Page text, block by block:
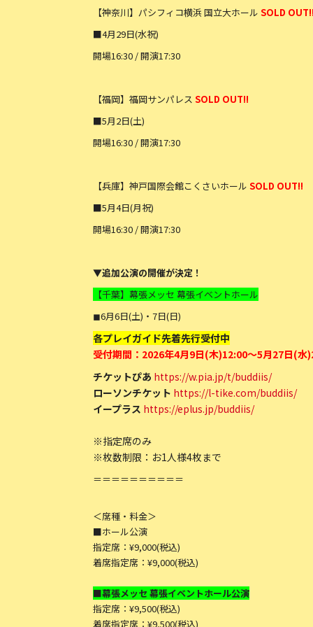
【神奈川】パシフィコ横浜 国立大ホール SOLD
■4月29日(水祝)
開場16:30 / 開演17:30
【福岡】福岡サンパレス SOLD OUT!!
■5月2日(土)
開場16:30 / 開演17:30
【兵庫】神戸国際会館こくさいホール SOLD OUT!!
■5月4日(月祝)
開場16:30 / 開演17:30
▼追加公演の開催が決定！
【千葉】幕張メッセ 幕張イベントホール
◼︎6月6日(土)・7日(日)
各プレイガイド先着先行受付中
受付期間：2026年4月9日(木)12:00～5月27日(水
チケットぴあ https://w.pia.jp/t/buddiis/
ローソンチケット https://l-tike.com/buddiis/
イープラス https://eplus.jp/buddiis/
※指定席のみ
※枚数制限：お1人様4枚まで
＝＝＝＝＝＝＝＝＝＝
＜席種・料金＞
■ホール公演
指定席：¥9,000(税込)
着席指定席：¥9,000(税込)
■幕張メッセ 幕張イベントホール公演
指定席：¥9,500(税込)
着席指定席：¥9,500(税込)